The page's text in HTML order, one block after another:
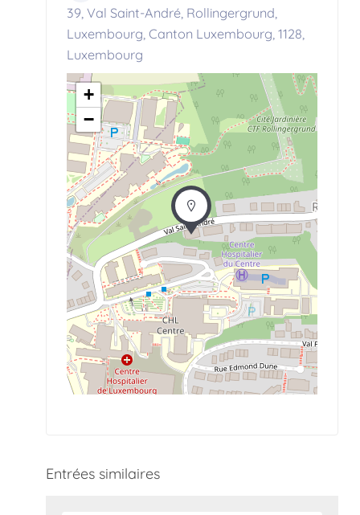
39, Val Saint-André, Rollingergrund,
Luxembourg, Canton Luxembourg, 1128,
Luxembourg
+
−
Entrées similaires